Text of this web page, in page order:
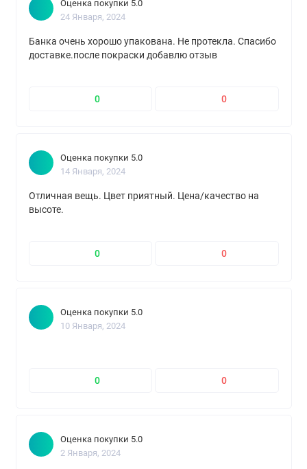
Оценка покупки 5.0
24 Января, 2024
Банка очень хорошо упакована. Не протекла. Спасибо
доставке.после покраски добавлю отзыв
0 0
Оценка покупки 5.0
14 Января, 2024
Отличная вещь. Цвет приятный. Цена/качество на
высоте.
0 0
Оценка покупки 5.0
10 Января, 2024
0 0
Оценка покупки 5.0
2 Января, 2024